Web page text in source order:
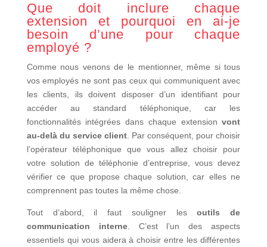
Que doit inclure chaque
extension et pourquoi en ai-je
besoin d’une pour chaque
employé ?
Comme nous venons de le mentionner, même si tous
vos employés ne sont pas ceux qui communiquent avec
les clients, ils doivent disposer d’un identifiant pour
accéder au standard téléphonique, car les
fonctionnalités intégrées dans chaque extensionvont
au-delà du service client. Par conséquent, pour choisir
l’opérateur téléphonique que vous allez choisir pour
votre solution de téléphonie d’entreprise, vous devez
vérifier ce que propose chaque solution, car elles ne
comprennent pas toutes la même chose.
Tout d’abord, il faut souligner lesoutils de
communication interne. C’est l’un des aspects
essentiels qui vous aidera à choisir entre les différentes